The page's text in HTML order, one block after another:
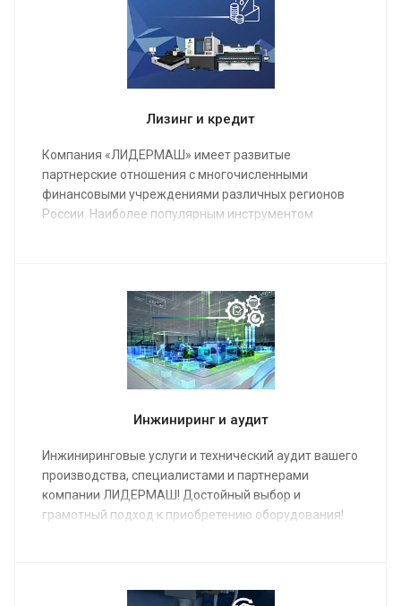
качественно настроенный станок в кратчайшие
Лизинг и кредит
Компания «ЛИДЕРМАШ» имеет развитые
партнерские отношения с многочисленными
финансовыми учреждениями различных регионов
России. Наиболее популярным инструментом
Инжиниринг и аудит
Инжиниринговые услуги и технический аудит вашего
производства, специалистами и партнерами
компании ЛИДЕРМАШ! Достойный выбор и
грамотный подход к приобретению оборудования!